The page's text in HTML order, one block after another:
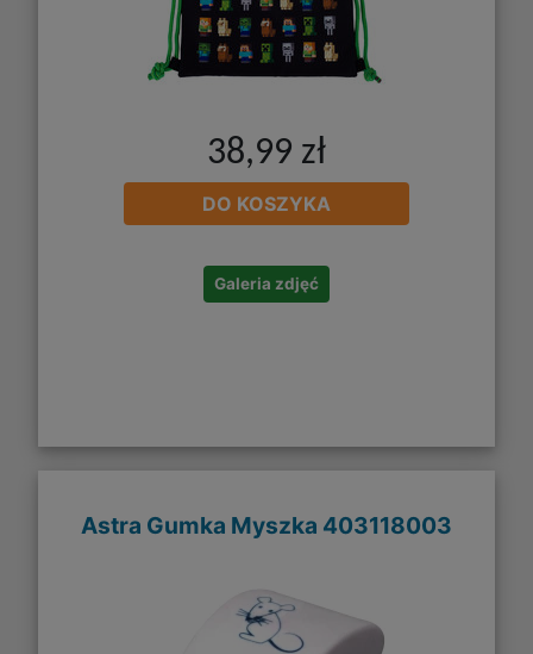
38,99 zł
DO KOSZYKA
Galeria zdjęć
Astra Gumka Myszka 403118003